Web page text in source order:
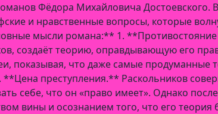
Фёдора Михайловича Достоевского.
и нравственные вопросы, которые
мысли романа:** 1.
создаёт теорию, оправдывающую его
показывая, что даже самые продуманные
**Цена преступления.** Раскольников
себе, что он «право имеет». Однако
вины и осознанием того, что его